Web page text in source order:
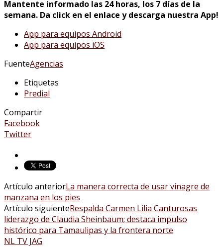
Mantente informado las 24 horas, los 7 días de la
semana. Da click en el enlace y descarga nuestra App!
App para equipos Android
App para equipos iOS
FuenteAgencias
Etiquetas
Predial
Compartir
Facebook
Twitter
Artículo anteriorLa manera correcta de usar vinagre de
manzana en los pies
Artículo siguienteRespalda Carmen Lilia Canturosas
liderazgo de Claudia Sheinbaum; destaca impulso
histórico para Tamaulipas y la frontera norte
NL TV JAG